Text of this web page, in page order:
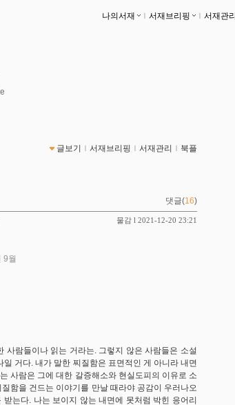
나의서재 ｌ 서재브리핑 ｌ 서재관리
글보기 ｌ 서재브리핑 ｌ 서재관리 ｌ 북플
댓글(16)
물감 l 2021-12-20 23:21
9월
사람들이나 읽는 거라는. 그렇지 않은 사람들은 소설
거다. 내가 말한 찌질함은 표면적인 게 아니라 내면
사람은 그에 대한 갈증해소와 현실도피의 이유로 소
함을 건드는 이야기를 만날 때라야 공감이 우러나오
는다. 나는 보이지 않는 내면에 못처럼 박힌 응어리